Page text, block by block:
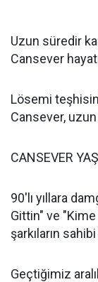
Uzun süredir
Cansever
Lösemi
Cansever,
CANSEVER
90'lı yıllara
Gittin" ve
şarkıların
Geçtiğimiz